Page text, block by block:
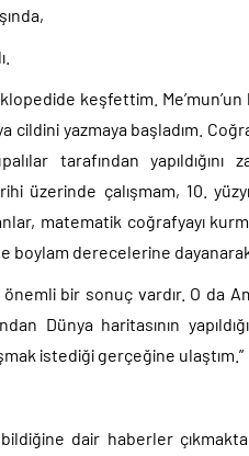
keşfettim.
cildini yazmaya başladım.
tarafından yapıldığını
üzerinde çalışmam, 10.
matematik coğrafyayı
derecelerine dayanarak
bir sonuç vardır. O da
Dünya haritasının
istediği gerçeğine ulaştım.”
dair haberler